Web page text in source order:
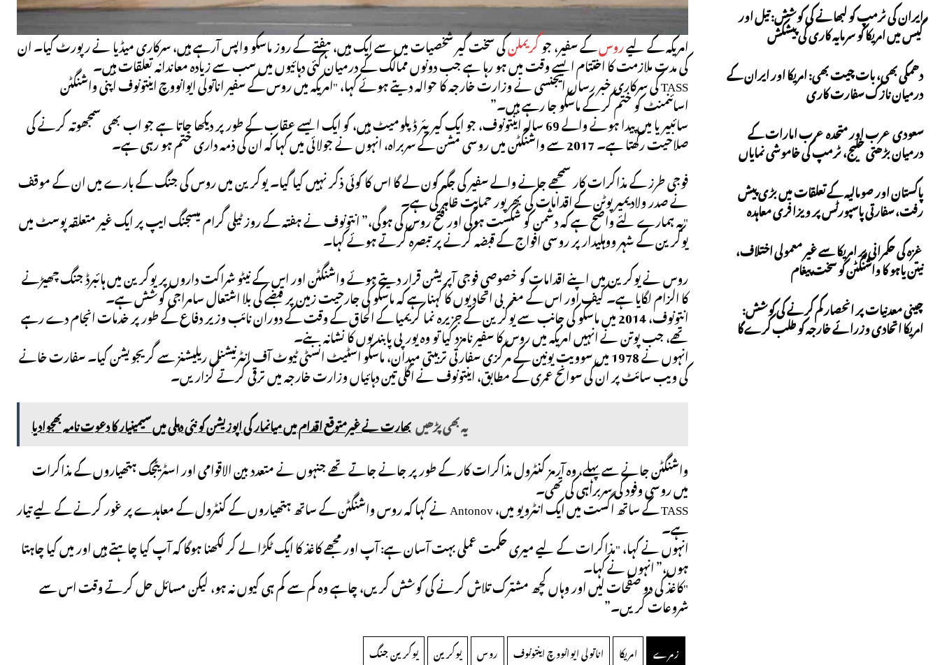
ایران کی ٹرمپ کو لبھانے کی کوشش: تیل اور
گیس میں امریکا کو سرمایہ کاری کی پیشکش
دھمکی بھی، بات چیت بھی: امریکا اور ایران کے
درمیان نازک سفارت کاری
سعودی عرب اور متحدہ عرب امارات کے
درمیان بڑھتی خلیج، ٹرمپ کی خاموشی نمایاں
پاکستان اور صومالیہ کے تعلقات میں بڑی پیش
رفت، سفارتی پاسپورٹس پر ویزا فری معاہدہ
غزہ کی حکمرانی پر امریکا سے غیر معمولی اختلاف،
نیتن یاہو کا واشنگٹن کو سخت پیغام
چینی معدنیات پر انحصار کم کرنے کی کوشش:
امریکا اتحادی وزرائے خارجہ کو طلب کرے گا
امریکہ کے لیےروسکے سفیر، جوکریملنکی سخت گیر شخصیات میں سے ایک ہیں، ہفتے کے روز ماسکو واپس آرہے ہیں، سرکاری میڈیا نے رپورٹ کیا۔ ان
کی مدت ملازمت کا اختتام ایسے وقت میں ہو رہا ہے جب دونوں ممالک کے درمیان کئی دہائیوں میں سب سے زیادہ معاندانہ تعلقات ہیں۔
TASS کی سرکاری خبر رساں ایجنسی نے وزارت خارجہ کا حوالہ دیتے ہوئے کہا، "امریکہ میں روس کے سفیر اناتولی ایوانووچ اینتونوف اپنی واشنگٹن
اسائنمنٹ کو ختم کر کے ماسکو جا رہے ہیں۔”
سائبیریا میں پیدا ہونے والے 69 سالہ اینتونوف، جو ایک کیریئر ڈپلومیٹ ہیں، کو ایک ایسے عقاب کے طور پر دیکھا جاتا ہے جو اب بھی سمجھوتہ کرنے کی
صلاحیت رکھتا ہے۔ 2017 سے واشنگٹن میں روسی مشن کے سربراہ، انہوں نے جولائی میں کہا کہ ان کی ذمہ داری ختم ہو رہی ہے۔
فوجی طرز کے مذاکرات کار سمجھے جانے والے سفیر کی جگہ کون لے گا اس کا کوئی ذکر نہیں کیا گیا۔ یوکرین میں روس کی جنگ کے بارے میں ان کے موقف
نے صدر ولادیمیر پوٹن کے اقدامات کی بھرپور حمایت ظاہر کی ہے۔
"یہ ہمارے لئے واضح ہے کہ دشمن کو شکست ہوگی اور فتح روس کی ہوگی،” انتونوف نے ہفتہ کے روز ٹیلی گرام میسجنگ ایپ پر ایک غیر متعلقہ پوسٹ میں
یوکرین کے شہر ووہلیدار پر روسی افواج کے قبضہ کرنے پر تبصرہ کرتے ہوئے کہا۔
روس نے یوکرین میں اپنے اقدامات کو خصوصی فوجی آپریشن قرار دیتے ہوئے واشنگٹن اور اس کے نیٹو شراکت داروں پر یوکرین میں ہائبرڈ جنگ چھیڑنے
کا الزام لگایا ہے۔ کیف اور اس کے مغربی اتحادیوں کا کہنا ہے کہ ماسکو کی جارحیت زمین پر قبضے کی بلا اشتعال سامراجی کوشش ہے۔
انتونوف، 2014 میں ماسکو کی جانب سے یوکرین کے جزیرہ نما کریمیا کے الحاق کے وقت کے دوران نائب وزیر دفاع کے طور پر خدمات انجام دے رہے
تھے، جب پوتن نے انہیں امریکہ میں روس کا سفیر نامزد کیا تو وہ یورپی پابندیوں کا نشانہ بنے۔
انہوں نے 1978 میں سوویت یونین کے مرکزی سفارتی تربیتی میدان، ماسکو اسٹیٹ انسٹی ٹیوٹ آف انٹرنیشنل ریلیشنز سے گریجویشن کیا۔ سفارت خانے
کی ویب سائٹ پر ان کی سوانح عمری کے مطابق، اینتونوف نے اگلی تین دہائیاں وزارت خارجہ میں ترقی کرتے گزاریں۔
یہ بھی پڑھیںبھارت نے غیرمتوقع اقدام میں میانمار کی اپوزیشن کو نئی دہلی میں سیمینیار کا دعوت نامہ بھجوادیا
واشنگٹن جانے سے پہلے، وہ آرمز کنٹرول مذاکرات کار کے طور پر جانے جاتے تھے جنہوں نے متعدد بین الاقوامی اور اسٹریٹجک ہتھیاروں کے مذاکرات
میں روسی وفود کی سربراہی کی تھی۔
TASS کے ساتھ اگست میں ایک انٹرویو میں، Antonov نے کہا کہ روس واشنگٹن کے ساتھ ہتھیاروں کے کنٹرول کے معاہدے پر غور کرنے کے لیے تیار
ہے۔
انہوں نے کہا، "مذاکرات کے لیے میری حکمت عملی بہت آسان ہے: آپ اور مجھے کاغذ کا ایک ٹکڑا لے کر لکھنا ہوگا کہ آپ کیا چاہتے ہیں اور میں کیا چاہتا
ہوں،” انہوں نے کہا۔
"کاغذ کی دو صفحات لیں اور وہاں کچھ مشترک تلاش کرنے کی کوشش کریں، چاہے وہ کم سے کم ہی کیوں نہ ہو، لیکن مسائل حل کرتے وقت اس سے
شروعات کریں۔”
زمرے امریکا اناتولی ایوانووچ اینتونوف روس یوکرین یوکرین جنگ